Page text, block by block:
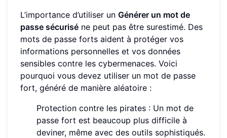
L’importance d’utiliser un Générer un mot de
passe sécurisé ne peut pas être surestimé. Des
mots de passe forts aident à protéger vos
informations personnelles et vos données
sensibles contre les cybermenaces. Voici
pourquoi vous devez utiliser un mot de passe
fort, généré de manière aléatoire :
Protection contre les pirates : Un mot de
passe fort est beaucoup plus difficile à
deviner, même avec des outils sophistiqués.